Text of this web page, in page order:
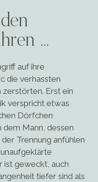
…
auf ihre
die verhassten
zerstörten. Erst ein
verspricht etwas
Dörfchen
Mann, dessen
Trennung anfühlen
ist geweckt, auch
tiefer sind als